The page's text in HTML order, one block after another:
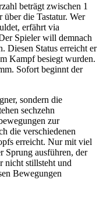
beträgt zwischen 1
die Tastatur. Wer
erfährt via
Spieler will demnach
Diesen Status erreicht er
Kampf besiegt wurden.
Sofort beginnt der
sondern die
sechzehn
zur
die verschiedenen
erreicht. Nur mit viel
Sprung ausführen, der
nicht stillsteht und
Bewegungen